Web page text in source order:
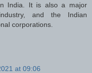
India. It is also a major
and the Indian
corporations.
at 09:06